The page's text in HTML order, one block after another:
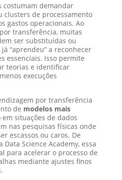
costumam demandar
clusters de processamento
gastos operacionais. Ao
transferência, muitas
ser substituídas ou
“aprendeu” a reconhecer
essenciais. Isso permite
teorias e identificar
execuções
por transferência
de modelos mais
em situações de dados
nas pesquisas físicas onde
escassos ou caros. De
Science Academy, essa
para acelerar o processo de
mediante ajustes finos